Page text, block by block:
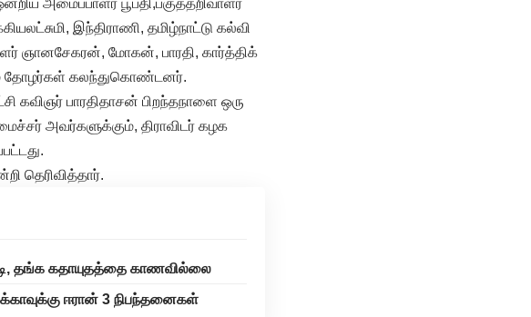
அமைப்பாளர் பூபதி,பகுத்தறிவாளர்
இந்திராணி, தமிழ்நாட்டு கல்வி
ஞானசேகரன், மோகன், பாரதி, கார்த்திக்
தோழர்கள் கலந்துகொண்டனர்.
கவிஞர் பாரதிதாசன் பிறந்தநாளை ஒரு
அவர்களுக்கும், திராவிடர் கழக
தெரிவித்தார்.
தங்க கதாயுதத்தை காணவில்லை
ஈரான் 3 நிபந்தனைகள்